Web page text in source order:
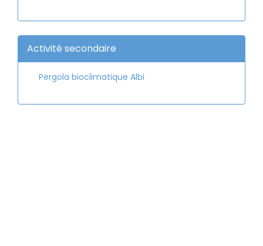
Activité secondaire
Pergola bioclimatique Albi